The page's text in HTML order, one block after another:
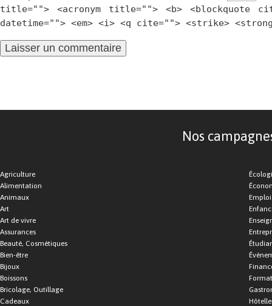
title=""> <acronym title=""> <b> <blockquote
datetime=""> <em> <i> <q cite=""> <strike>
Nos
Agriculture
Alimentation
Animaux
Art
Art de vivre
Assurances
Beauté, Cosmétiques
Bien-être
Bijoux
Boissons
Bricolage, Outillage
Cadeaux
Emploi